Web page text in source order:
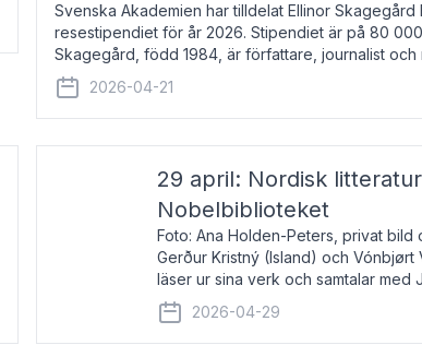
Svenska Akademien har tilldelat Ellinor Skagegård
resestipendiet för år 2026. Stipendiet är på 80
Skagegård, född 1984, är författare, journalist och
återkommande för Svenska Dagbladet, Ups
2026-04-21
29 april: Nordisk
Nobelbiblioteket
Foto: Ana Holden-Peters, privat bild
Gerður Kristný (Island) och Vónbjørt
läser ur sina verk och samtalar med
De läser upp på färöiska, isländska
om språk och poesi – o
2026-04-29